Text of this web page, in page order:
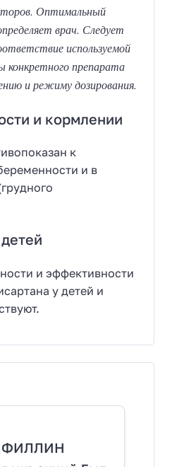
Оптимальный
врач. Следует
используемой
конкретного препарата
и режиму дозирования.
и кормлении
к
и в
и эффективности
у детей и